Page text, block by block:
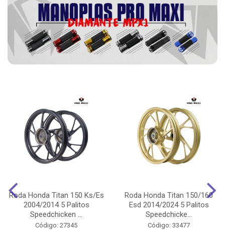
Roda Honda Titan 150 Ks/Es
2004/2014 5 Palitos
Speedchicken ...
Código: 27345
Roda Honda Titan 150/160
Esd 2014/2024 5 Palitos
Speedchicke...
Código: 33477